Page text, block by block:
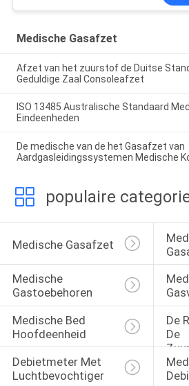
Medische Gasafzet
Afzet van het zuurstof de Duitse
Geduldige Zaal Consoleafzet
ISO 13485 Australische Standaard
Eindeenheden
De medische van de het Gasafzet van
Aardgasleidingssystemen Medische
populaire
Medische Gasafzet
Medische
Gastoebehoren
Medische Bed
Hoofdeenheid
De
De
Met
Debietmeter Met
Luchtbevochtiger